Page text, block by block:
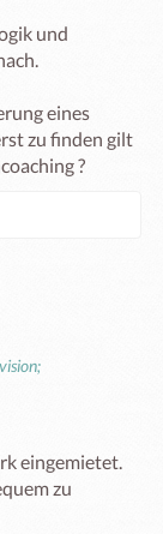
und
eines
zu finden gilt
?
eingemietet.
zu